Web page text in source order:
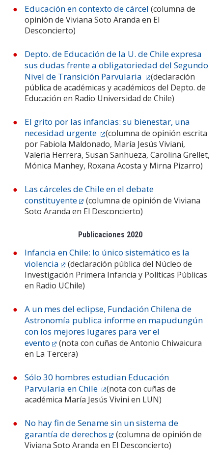
Educación en contexto de cárcel (columna de
opinión de Viviana Soto Aranda en El
Desconcierto)
Depto. de Educación de la U. de Chile expresa
sus dudas frente a obligatoriedad del Segundo
Nivel de Transición Parvularia
(declaración
pública de académicas y académicos del Depto. de
Educación en Radio Universidad de Chile)
El grito por las infancias: su bienestar, una
necesidad urgente
(columna de opinión escrita
por Fabiola Maldonado, María Jesús Viviani,
Valeria Herrera, Susan Sanhueza, Carolina Grellet,
Mónica Manhey, Roxana Acosta y Mirna Pizarro)
Las cárceles de Chile en el debate
constituyente
(columna de opinión de Viviana
Soto Aranda en El Desconcierto)
Publicaciones 2020
Infancia en Chile: lo único sistemático es la
violencia
(declaración pública del Núcleo de
Investigación Primera Infancia y Políticas Públicas
en Radio UChile)
A un mes del eclipse, Fundación Chilena de
Astronomía publica informe en mapudungún
con los mejores lugares para ver el
evento
(nota con cuñas de Antonio Chiwaicura
en La Tercera)
Sólo 30 hombres estudian Educación
Parvularia en Chile
(nota con cuñas de
académica María Jesús Vivini en LUN)
No hay fin de Sename sin un sistema de
garantía de derechos
(columna de opinión de
Viviana Soto Aranda en El Desconcierto)